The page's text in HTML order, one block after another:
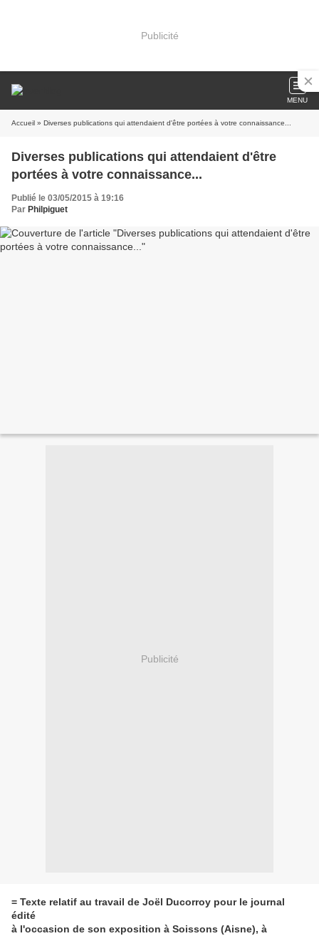
Publicité
MENU
Accueil » Diverses publications qui attendaient d'être portées à votre connaissance...
Diverses publications qui attendaient d'être
portées à votre connaissance...
Publié le 03/05/2015 à 19:16
Par Philpiguet
Publicité
= Texte relatif au travail de Joël Ducorroy pour le journal
édité
à l'occasion de son exposition à Soissons (Aisne), à